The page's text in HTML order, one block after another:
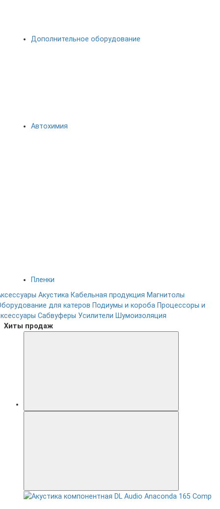
Дополнительное оборудование
Автохимия
Пленки
Акустика Кабельная продукция Магнитолы
для катеров Подиумы и короба Процессоры и
Сабвуферы Усилители Шумоизоляция
Хиты продаж